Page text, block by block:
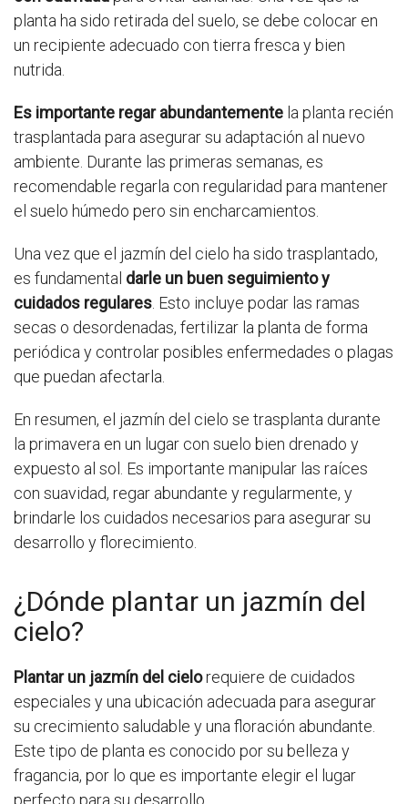
planta ha sido retirada del suelo, se debe colocar en
un recipiente adecuado con tierra fresca y bien
nutrida.
Es importante regar abundantemente la planta recién
trasplantada para asegurar su adaptación al nuevo
ambiente. Durante las primeras semanas, es
recomendable regarla con regularidad para mantener
el suelo húmedo pero sin encharcamientos.
Una vez que el jazmín del cielo ha sido trasplantado,
es fundamental darle un buen seguimiento y
cuidados regulares. Esto incluye podar las ramas
secas o desordenadas, fertilizar la planta de forma
periódica y controlar posibles enfermedades o plagas
que puedan afectarla.
En resumen, el jazmín del cielo se trasplanta durante
la primavera en un lugar con suelo bien drenado y
expuesto al sol. Es importante manipular las raíces
con suavidad, regar abundante y regularmente, y
brindarle los cuidados necesarios para asegurar su
desarrollo y florecimiento.
¿Dónde plantar un jazmín del
cielo?
Plantar un jazmín del cielorequiere de cuidados
especiales y una ubicación adecuada para asegurar
su crecimiento saludable y una floración abundante.
Este tipo de planta es conocido por su belleza y
fragancia, por lo que es importante elegir el lugar
perfecto para su desarrollo.